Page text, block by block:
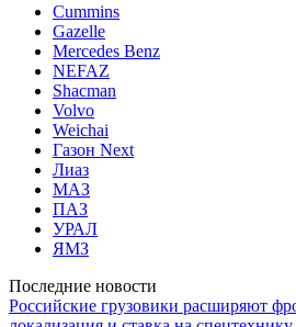
Cummins
Gazelle
Mercedes Benz
NEFAZ
Shacman
Volvo
Weichai
Газон Next
Лиаз
МАЗ
ПАЗ
УРАЛ
ЯМЗ
Последние новости
Российские грузовики расширяют